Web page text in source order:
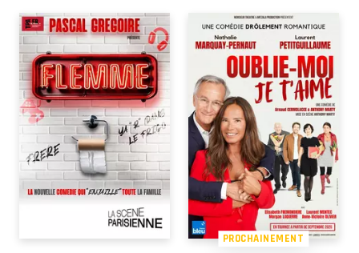
PROCHAINEMENT